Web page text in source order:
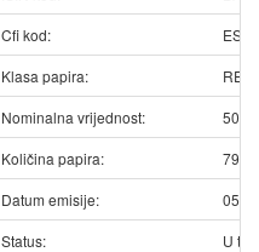
Cfi kod:
Klasa papira:
Nominalna vrijednost:
50.00
Količina papira:
Datum emisije:
Status:
U